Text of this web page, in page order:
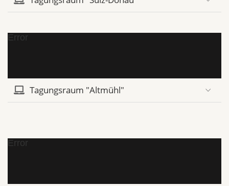
Error
Tagungsraum "Altmühl"
Error